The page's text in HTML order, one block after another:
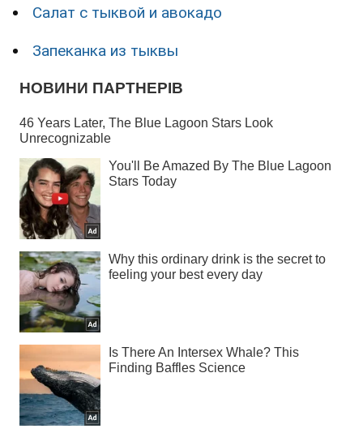
Салат с тыквой и авокадо
Запеканка из тыквы